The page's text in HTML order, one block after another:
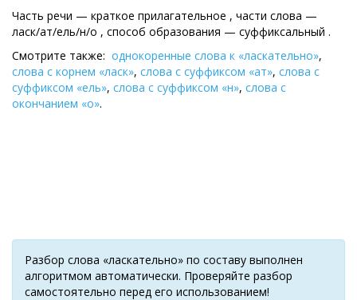
Часть речи — краткое прилагательное , части слова —
ласк/ат/ель/н/о , cпособ образования — суффиксальный .
Смотрите также: однокоренные слова к «ласкательно»,
слова с корнем «ласк», слова с суффиксом «ат», слова с
суффиксом «ель», слова с суффиксом «н», слова с
окончанием «о».
Разбор слова «ласкательно» по составу выполнен
алгоритмом автоматически. Проверяйте разбор
самостоятельно перед его использованием!